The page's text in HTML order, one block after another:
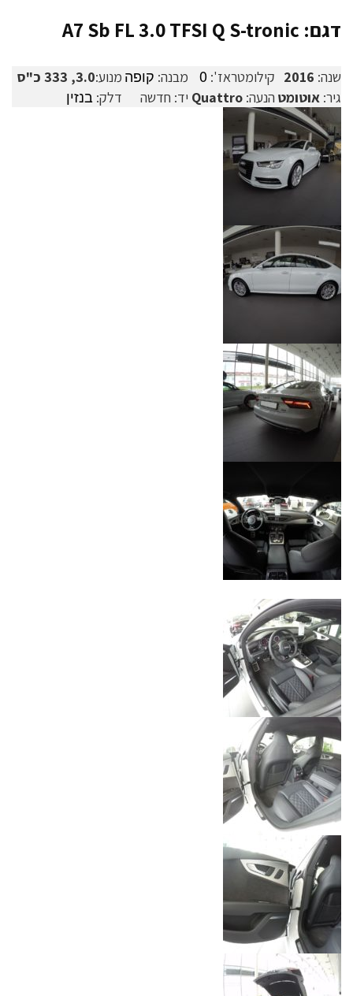
דגם: A7 Sb FL 3.0 TFSI Q S-tronic
שנה: 2016 קילומטראז': 0 מבנה: קופה מנוע:3.0, 333 כ"ס
גיר: אוטומט הנעה: Quattro יד: חדשה דלק: בנזין